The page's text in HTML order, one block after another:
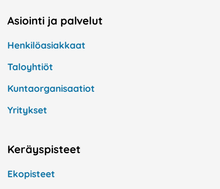
Asiointi ja palvelut
Henkilöasiakkaat
Taloyhtiöt
Kuntaorganisaatiot
Yritykset
Keräyspisteet
Ekopisteet